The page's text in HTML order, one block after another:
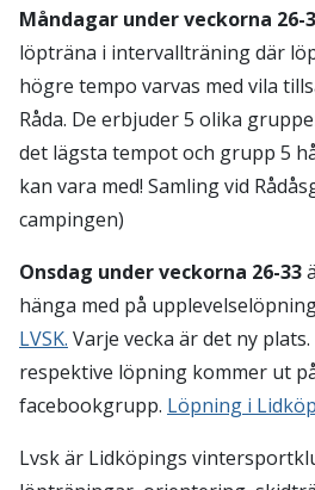
Måndagar under veckorna 26-
löpträna i intervallträning där
högre tempo varvas med vila
Råda. De erbjuder 5 olika
det lägsta tempot och grupp 5
kan vara med! Samling vid
campingen)
Onsdag under veckorna 26-33
hänga med på
LVSK. Varje vecka är det ny
respektive löpning kommer ut
facebookgrupp. Löpning i
Lvsk är Lidköpings